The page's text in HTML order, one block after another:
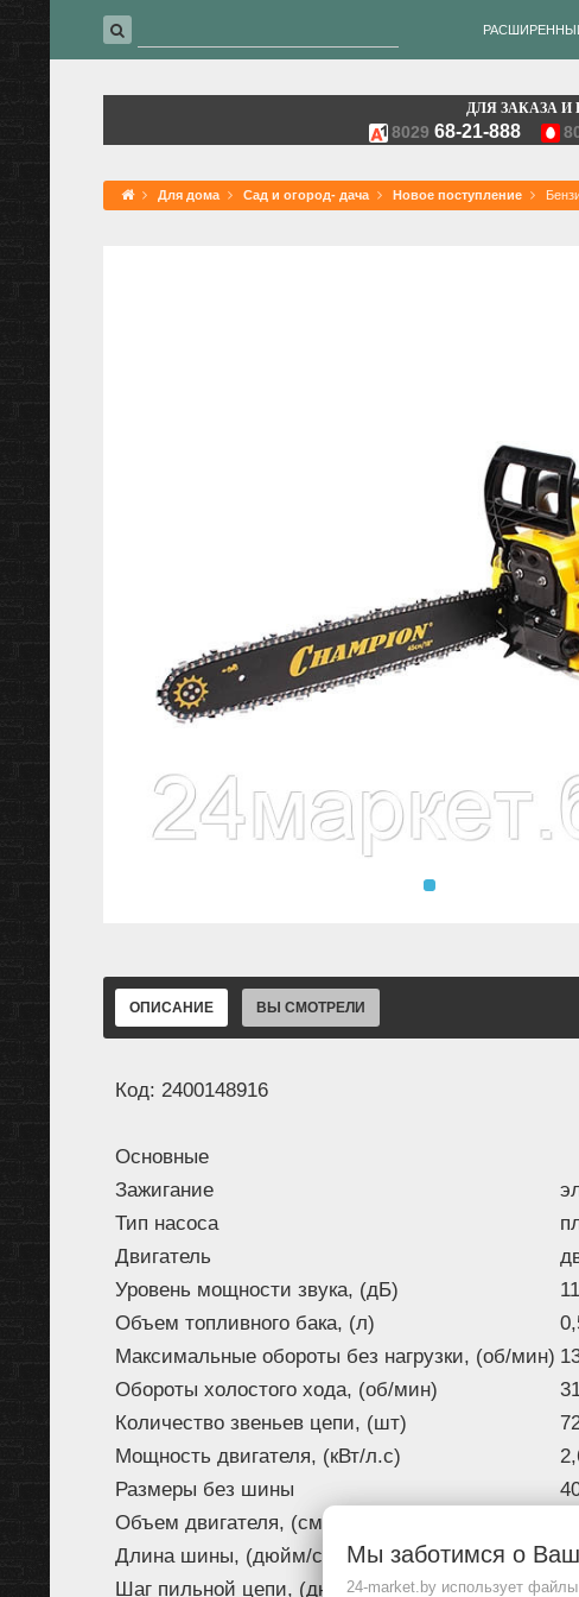
ДЛЯ ЗАКАЗА И
8029 68-21-888
Для дома Сад и огород- дача Новое поступление
ОПИСАНИЕ ВЫ СМОТРЕЛИ
Код: 2400148916
Основные
Зажигание
Тип насоса
Двигатель
Уровень мощности звука, (дБ)
Объем топливного бака, (л)
Максимальные обороты без нагрузки, (об/мин)
Обороты холостого хода, (об/мин)
Количество звеньев цепи, (шт)
Мощность двигателя, (кВт/л.с)
Размеры без шины
Объем двигателя, (см<->)
Длина шины, (дюйм/см)
Шаг пильной цепи, (дюймы)
Мы заботимся о
24-market.by использует